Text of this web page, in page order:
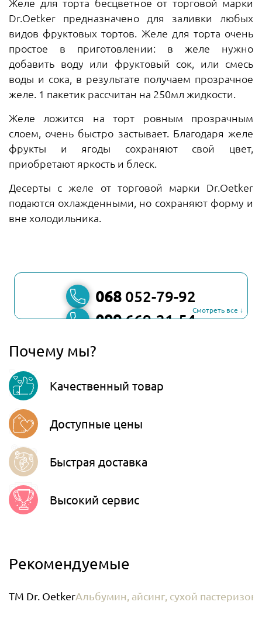
Dr.Oetker предназначено для заливки любых
видов фруктовых тортов. Желе для торта очень
простое в приготовлении: в желе нужно
добавить воду или фруктовый сок, или смесь
воды и сока, в результате получаем прозрачное
желе. 1 пакетик рассчитан на 250мл жидкости.
Желе ложится на торт ровным прозрачным
слоем, очень быстро застывает. Благодаря желе
фрукты и ягоды сохраняют свой цвет,
приобретают яркость и блеск.
Десерты с желе от торговой марки Dr.Oetker
подаются охлажденными, но сохраняют форму и
вне холодильника.
068 052-79-92
099669-21-54
067
Telegram
Смотреть все ↓
Почему мы?
Качественный товар
Доступные цены
Быстрая доставка
Высокий сервис
Рекомендуемые
ТМ Dr. OetkerАльбумин, айсинг, сухой